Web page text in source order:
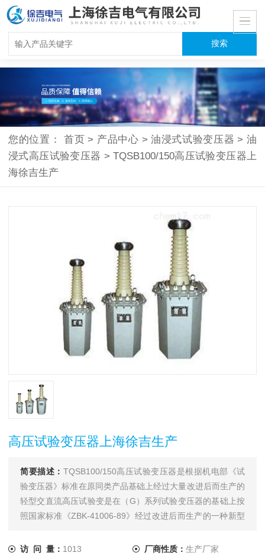
您的位置： 首页 > 产品中心 > 油浸式试验变压器 > 油
浸式高压试验变压器 > TQSB100/150高压试验变压器上
海徐吉生产
高压试验变压器上海徐吉生产
简要描述： TQSB100/150高压试验变压器是根据机电部《试
验变压器》标准在原同类产品基础上经过大量改进后而生产的
轻型交直流高压试验变是在（G）系列试验变压器的基础上按
照国家标准《ZBK-41006-89》经过改进后而生产的一种新型
访 问 量： 1013 厂商性质： 生产厂家